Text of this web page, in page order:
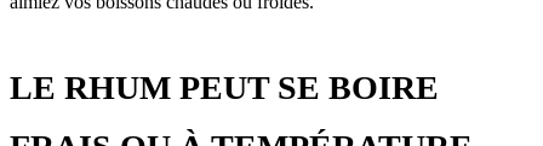
LE RHUM PEUT SE BOIRE